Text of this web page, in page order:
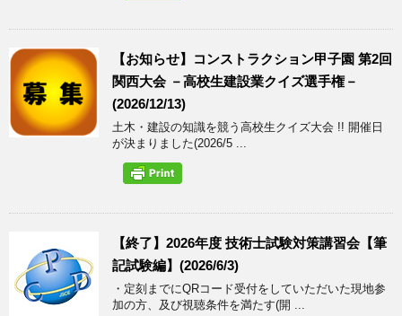
【お知らせ】コンストラクション甲子園 第2回
関西大会 －高校生建設業クイズ選手権－
(2026/12/13)
土木・建設の知識を競う高校生クイズ大会 !! 開催日
が決まりました(2026/5 ...
【終了】2026年度 技術士試験対策講習会【筆
記試験編】(2026/6/3)
・定刻までにQRコード受付をしていただいた現地参
加の方、及び視聴条件を満たす(開 ...